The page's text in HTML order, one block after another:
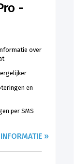
-
over
en
per SMS
»